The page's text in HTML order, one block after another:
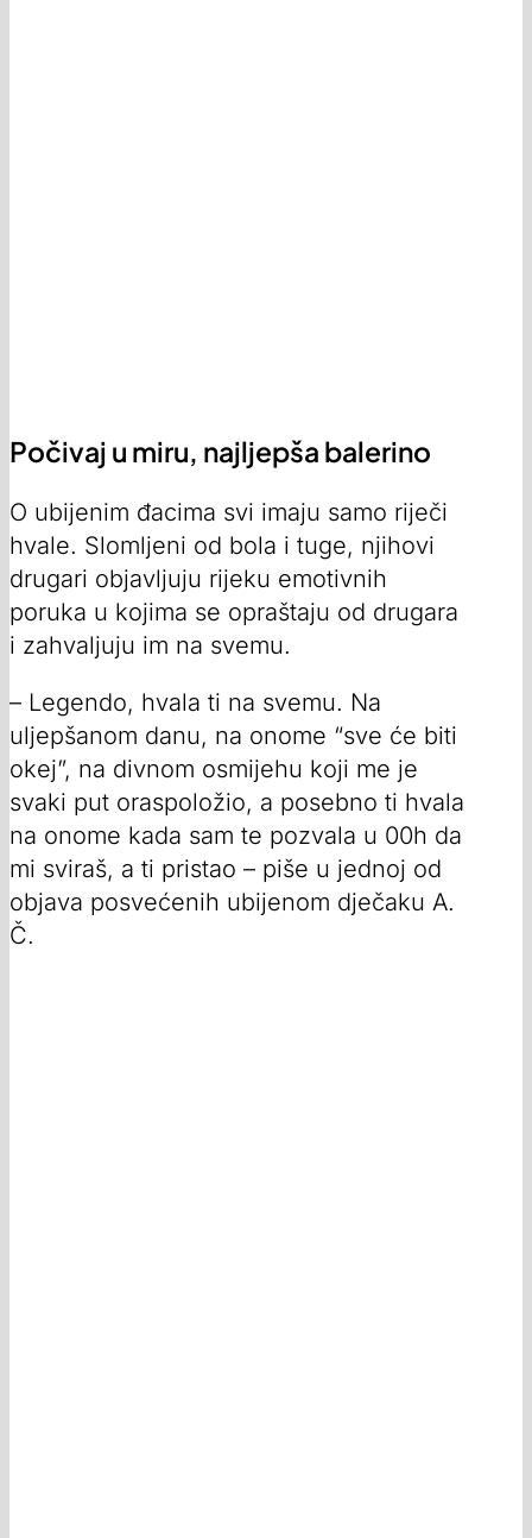
Počivaj u miru, najljepša balerino
O ubijenim đacima svi imaju samo riječi
hvale. Slomljeni od bola i tuge, njihovi
drugari objavljuju rijeku emotivnih
poruka u kojima se opraštaju od drugara
i zahvaljuju im na svemu.
– Legendo, hvala ti na svemu. Na
uljepšanom danu, na onome “sve će biti
okej”, na divnom osmijehu koji me je
svaki put oraspoložio, a posebno ti hvala
na onome kada sam te pozvala u 00h da
mi sviraš, a ti pristao – piše u jednoj od
objava posvećenih ubijenom dječaku A.
Č.